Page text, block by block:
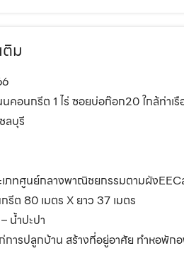
ติม
อนกรีต 1 ไร่ ซอยบ่อก๊อก20 ใกล้ท่าเ
ลบุรี
ภทศูนย์กลางพาณิชยกรรมตามผังEEC
ต 80 เมตร X ยาว 37 เมตร
น้ำปะปา
ารปลูกบ้าน สร้างที่อยู่อาศัย ทำหอพักอ